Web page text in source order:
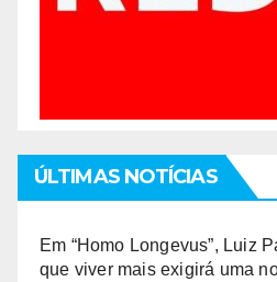
ÚLTIMAS NOTÍCIAS
Em “Homo Longevus”, Luiz
que viver mais exigirá uma